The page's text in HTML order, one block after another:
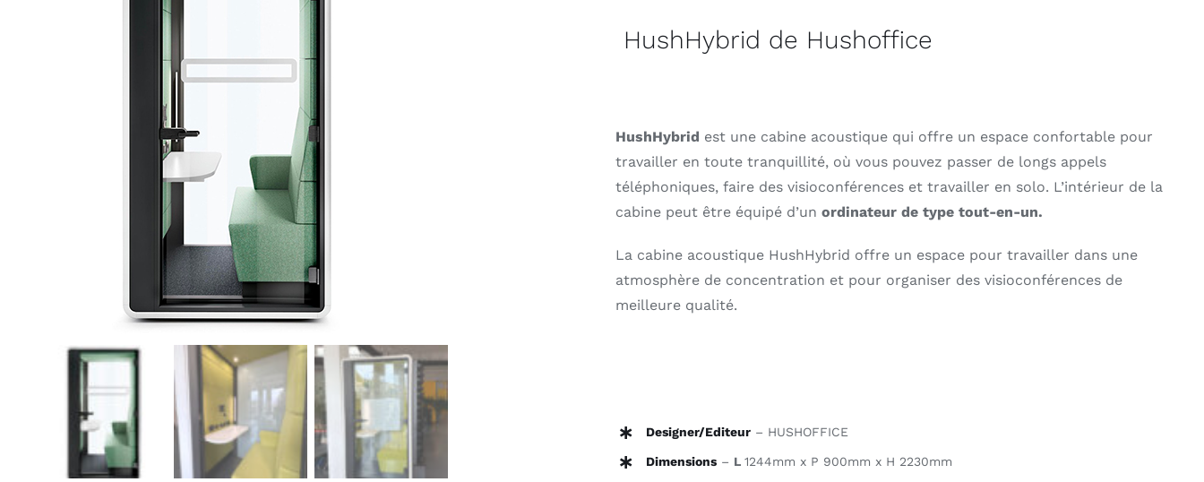
Outlet
HushHybrid de Hushoffice
HushHybrid est une cabine acoustique qui offre un espace confortable pour
travailler en toute tranquillité, où vous pouvez passer de longs appels
téléphoniques, faire des visioconférences et travailler en solo. L’intérieur de la
cabine peut être équipé d’un ordinateur de type tout-en-un.
La cabine acoustique HushHybrid offre un espace pour travailler dans une
atmosphère de concentration et pour organiser des visioconférences de
meilleure qualité.
Designer/Editeur– HUSHOFFICE
Dimensions– L 1244mm x P 900mm x H 2230mm